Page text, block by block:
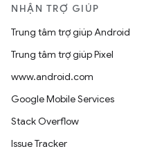
NHẬN TRỢ GIÚP
Trung tâm trợ giúp Android
Trung tâm trợ giúp Pixel
www.android.com
Google Mobile Services
Stack Overflow
Issue Tracker